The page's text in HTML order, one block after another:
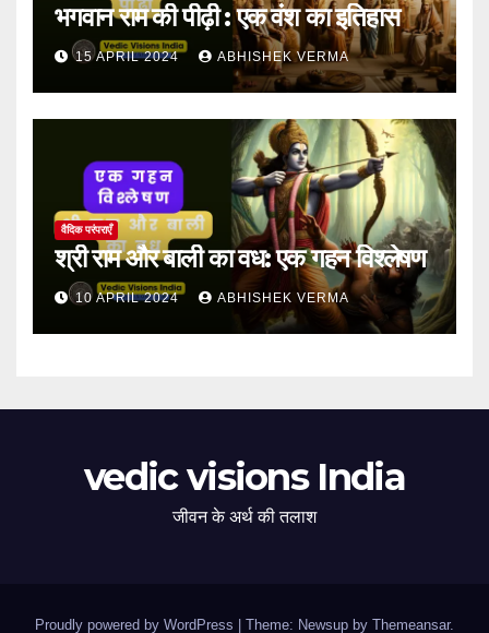
भगवान राम की पीढ़ी : एक वंश का इतिहास
15 APRIL 2024 ABHISHEK VERMA
वैदिक परंपराएँ
श्री राम और बाली का वध: एक गहन विश्लेषण
10 APRIL 2024 ABHISHEK VERMA
vedic visions India
जीवन के अर्थ की तलाश
Proudly powered by WordPress Theme: Newsup by Themeansar.